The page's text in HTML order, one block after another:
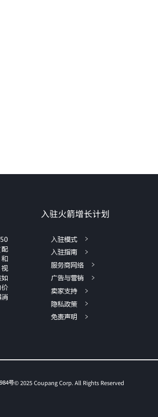
入驻火箭增长计划
入驻模式
入驻指南
服务商网络
广告与营销
卖家支持
隐私政策
免责声明
号© 2025 Coupang Corp. All Rights Reserved